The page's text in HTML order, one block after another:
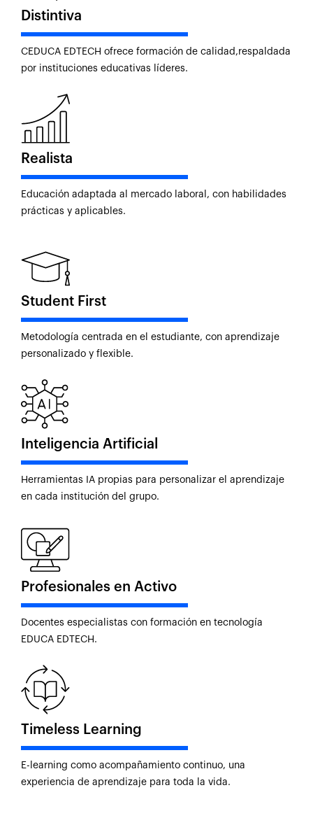
Distintiva
CEDUCA EDTECH ofrece formación de calidad,respaldada
por instituciones educativas líderes.
Realista
Educación adaptada al mercado laboral, con habilidades
prácticas y aplicables.
Student First
Metodología centrada en el estudiante, con aprendizaje
personalizado y flexible.
Inteligencia Artificial
Herramientas IA propias para personalizar el aprendizaje
en cada institución del grupo.
Profesionales en Activo
Docentes especialistas con formación en tecnología
EDUCA EDTECH.
Timeless Learning
E-learning como acompañamiento continuo, una
experiencia de aprendizaje para toda la vida.